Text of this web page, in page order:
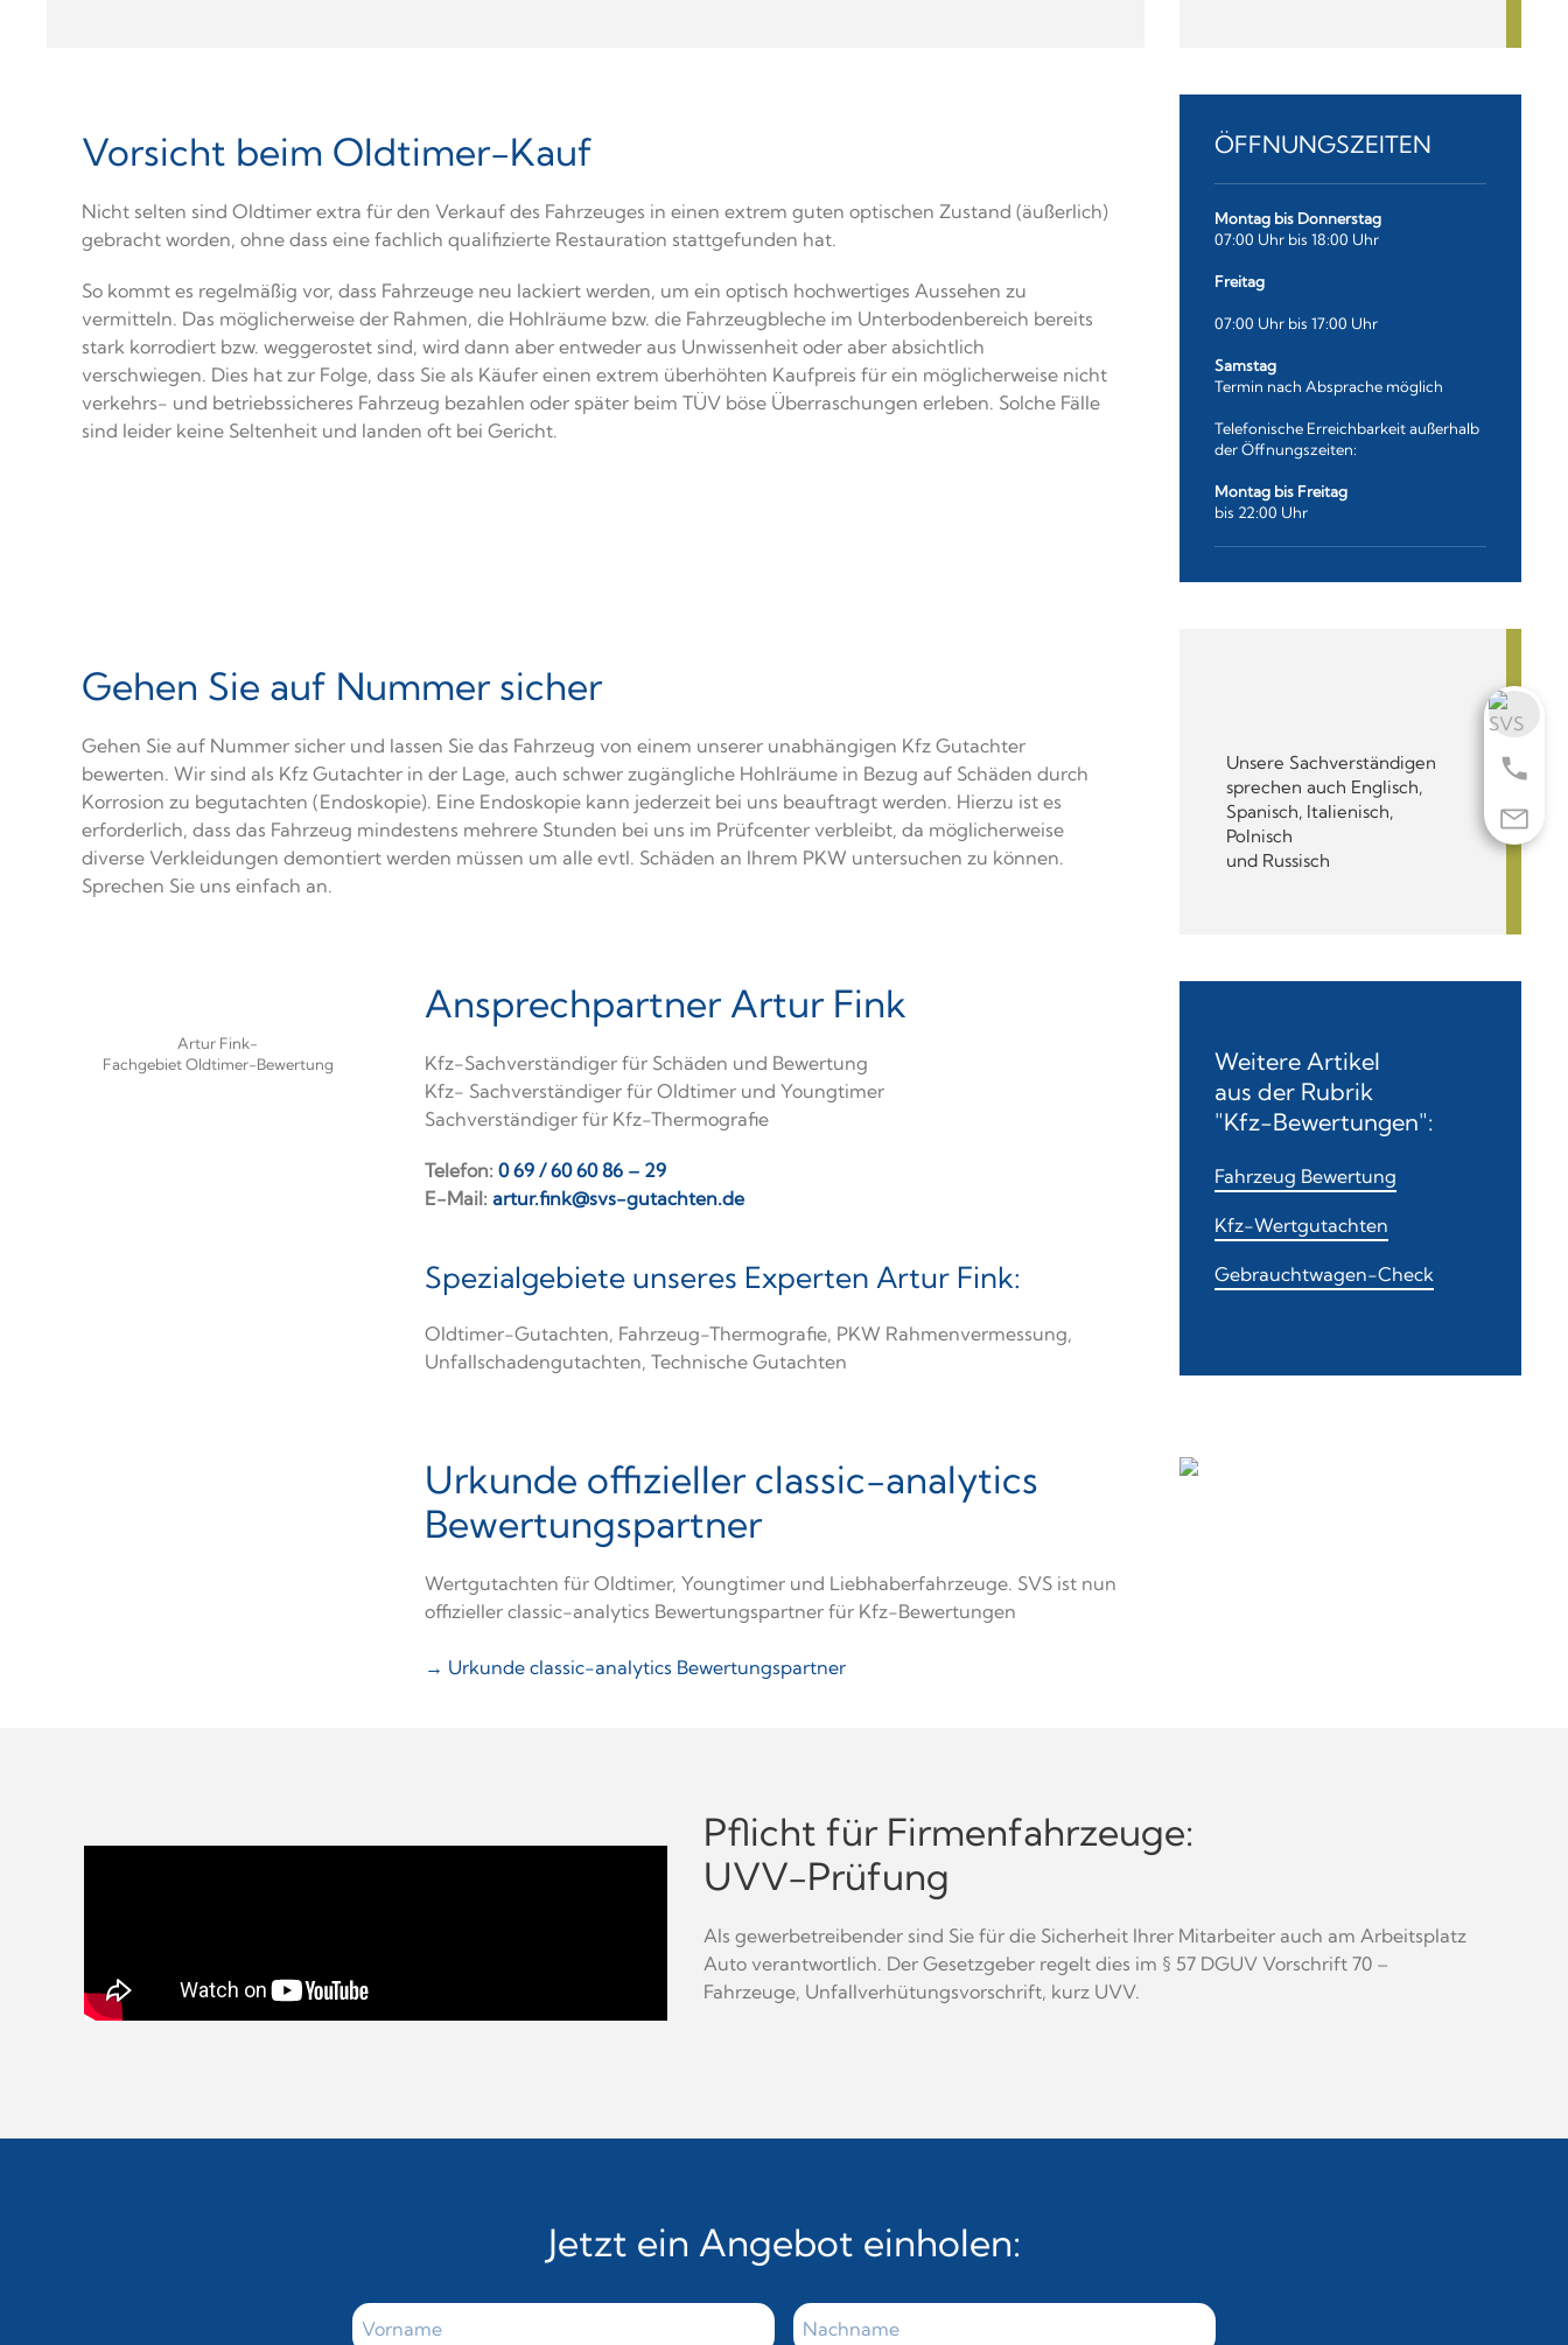
Vorsicht beim Oldtimer-Kauf
Nicht selten sind Oldtimer extra für den Verkauf des Fahrzeuges in einen extrem guten optischen Zustand (äußerlich)
gebracht worden, ohne dass eine fachlich qualifizierte Restauration stattgefunden hat.
So kommt es regelmäßig vor, dass Fahrzeuge neu lackiert werden, um ein optisch hochwertiges Aussehen zu
vermitteln. Das möglicherweise der Rahmen, die Hohlräume bzw. die Fahrzeugbleche im Unterbodenbereich bereits
stark korrodiert bzw. weggerostet sind, wird dann aber entweder aus Unwissenheit oder aber absichtlich
verschwiegen. Dies hat zur Folge, dass Sie als Käufer einen extrem überhöhten Kaufpreis für ein möglicherweise nicht
verkehrs- und betriebssicheres Fahrzeug bezahlen oder später beim TÜV böse Überraschungen erleben. Solche Fälle
sind leider keine Seltenheit und landen oft bei Gericht.
ÖFFNUNGSZEITEN
Montag bis Donnerstag
07:00 Uhr bis 18:00 Uhr
Freitag
07:00 Uhr bis 17:00 Uhr
Samstag
Termin nach Absprache möglich
Telefonische Erreichbarkeit außerhalb
der Öffnungszeiten:
Montag bis Freitag
bis 22:00 Uhr
Gehen Sie auf Nummer sicher
Gehen Sie auf Nummer sicher und lassen Sie das Fahrzeug von einem unserer unabhängigen Kfz Gutachter
bewerten. Wir sind als Kfz Gutachter in der Lage, auch schwer zugängliche Hohlräume in Bezug auf Schäden durch
Korrosion zu begutachten (Endoskopie). Eine Endoskopie kann jederzeit bei uns beauftragt werden. Hierzu ist es
erforderlich, dass das Fahrzeug mindestens mehrere Stunden bei uns im Prüfcenter verbleibt, da möglicherweise
diverse Verkleidungen demontiert werden müssen um alle evtl. Schäden an Ihrem PKW untersuchen zu können.
Sprechen Sie uns einfach an.
Unsere Sachverständigen
sprechen auch Englisch,
Spanisch, Italienisch,
Polnisch
und Russisch
Artur Fink-
Fachgebiet Oldtimer-Bewertung
Ansprechpartner Artur Fink
Kfz-Sachverständiger für Schäden und Bewertung
Kfz- Sachverständiger für Oldtimer und Youngtimer
Sachverständiger für Kfz-Thermografie
Telefon: 0 69 / 60 60 86 – 29
E-Mail: artur.fink@svs-gutachten.de
Spezialgebiete unseres Experten Artur Fink:
Oldtimer-Gutachten, Fahrzeug-Thermografie, PKW Rahmenvermessung,
Unfallschadengutachten, Technische Gutachten
Weitere Artikel
aus der Rubrik
"Kfz-Bewertungen":
Fahrzeug Bewertung
Kfz-Wertgutachten
Gebrauchtwagen-Check
Urkunde offizieller classic-analytics
Bewertungspartner
Wertgutachten für Oldtimer, Youngtimer und Liebhaberfahrzeuge. SVS ist nun
offizieller classic-analytics Bewertungspartner für Kfz-Bewertungen
→ Urkunde classic-analytics Bewertungspartner
Pflicht für Firmenfahrzeuge:
UVV-Prüfung
Als gewerbetreibender sind Sie für die Sicherheit Ihrer Mitarbeiter auch am Arbeitsplatz
Auto verantwortlich. Der Gesetzgeber regelt dies im § 57 DGUV Vorschrift 70 –
Fahrzeuge, Unfallverhütungsvorschrift, kurz UVV.
Jetzt ein Angebot einholen: